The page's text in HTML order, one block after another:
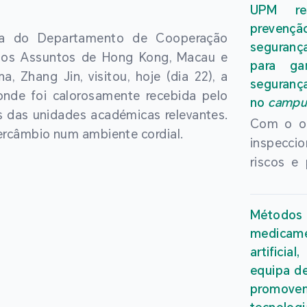
do Departamento de Cooperação
Assuntos de Hong Kong, Macau e
Zhang Jin, visitou, hoje (dia 22), a
foi calorosamente recebida pelo
unidades académicas relevantes.
num ambiente cordial.
Kong.
Anos
de
das
no
Macau
Macau
novo
chefe
da
o
da
nos
UPM
para
no
Com o
riscos e
do
os
Região
de
equipa